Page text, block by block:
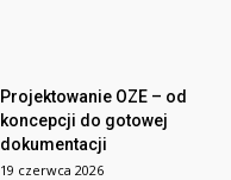
Projektowanie OZE – od
koncepcji do gotowej
dokumentacji
19 czerwca 2026